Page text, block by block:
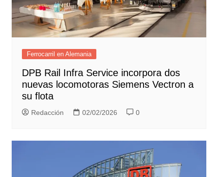
Ferrocarril en Alemania
DPB Rail Infra Service incorpora dos
nuevas locomotoras Siemens Vectron a
su flota
Redacción 02/02/2026 0